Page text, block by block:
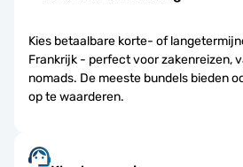
Kies betaalbare korte- of
Frankrijk - perfect voor zakenreizen,
nomads. De meeste bundels bieden
op te waarderen.